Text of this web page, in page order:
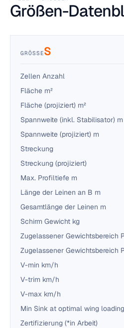
Größen-
GRÖSSE S
Zellen Anzahl
Fläche m²
Fläche (projiziert) m²
Spannweite (inkl. Stabilisator) m
Spannweite (projiziert) m
Streckung
Streckung (projiziert)
Max. Profiltiefe m
Länge der Leinen an B m
Gesamtlänge der Leinen m
Schirm Gewicht kg
Zugelassener Gewichtsbereich
Zugelassener Gewichtsbereich
V-min km/h
V-trim km/h
V-max km/h
Min Sink at optimal wing
Zertifizierung (*in Arbeit)